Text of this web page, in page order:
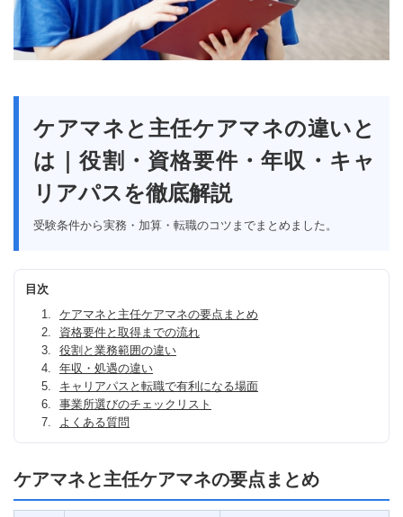
ケアマネと主任ケアマネの違いと
は｜役割・資格要件・年収・キャ
リアパスを徹底解説
受験条件から実務・加算・転職のコツまでまとめました。
目次
ケアマネと主任ケアマネの要点まとめ
資格要件と取得までの流れ
役割と業務範囲の違い
年収・処遇の違い
キャリアパスと転職で有利になる場面
事業所選びのチェックリスト
よくある質問
ケアマネと主任ケアマネの要点まとめ